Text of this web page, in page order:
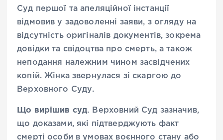
Суд першої та апеляційної інстанції
відмовив у задоволенні заяви, з огляду на
відсутність оригіналів документів, зокрема
довідки та свідоцтва про смерть, а також
неподання належним чином засвідчених
копій. Жінка звернулася зі скаргою до
Верховного Суду.
Що вирішив суд. Верховний Суд зазначив,
що доказами, які підтверджують факт
смерті особи в умовах воєнного стану або